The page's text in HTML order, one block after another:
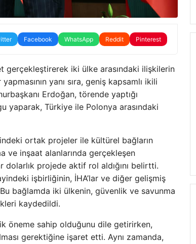
Facebook WhatsApp Reddit Pinterest
gerçekleştirerek iki ülke arasındaki ilişkilerin
yanı sıra, geniş kapsamlı ikili
Erdoğan, törende yaptığı
yaparak, Türkiye ile Polonya arasındaki
ortak projeler ile kültürel bağların
ve inşaat alanlarında gerçekleşen
projede aktif rol aldığını belirtti.
işbirliğinin, İHA’lar ve diğer gelişmiş
bağlamda iki ülkenin, güvenlik ve savunma
kaydedildi.
öneme sahip olduğunu dile getirirken,
gerektiğine işaret etti. Aynı zamanda,